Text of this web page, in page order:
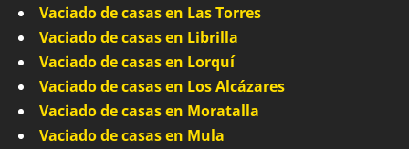
Vaciado de casas en Las Torres
Vaciado de casas en Librilla
Vaciado de casas en Lorquí
Vaciado de casas en Los Alcázares
Vaciado de casas en Moratalla
Vaciado de casas en Mula